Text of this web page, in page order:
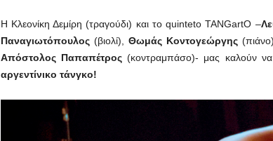
Η Κλεονίκη Δεμίρη (τραγούδι) και το quinteto TANGartO –
Παναγιωτόπουλος(βιολί), Θωμάς Κοντογεώργης
Απόστολος Παπαπέτρος(κοντραμπάσο)- μας καλούν
αργεντίνικο τάνγκο!